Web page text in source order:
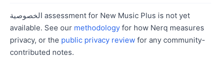
الخصوصية assessment for New Music Plus is not yet
available. See our methodology for how Nerq measures
privacy, or the public privacy review for any community-
contributed notes.